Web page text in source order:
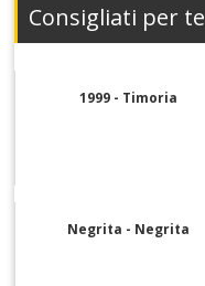
Consigliati per te
1999 - Timoria
Negrita - Negrita